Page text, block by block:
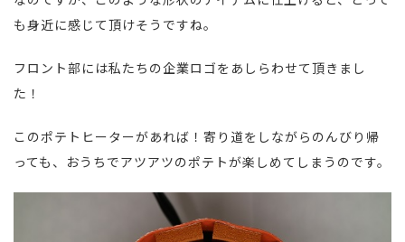
も身近に感じて頂けそうですね。
フロント部には私たちの企業ロゴをあしらわせて頂きまし
た！
このポテトヒーターがあれば！寄り道をしながらのんびり帰
っても、おうちでアツアツのポテトが楽しめてしまうのです。